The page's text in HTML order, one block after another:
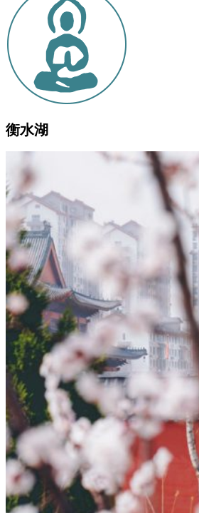
衡水湖